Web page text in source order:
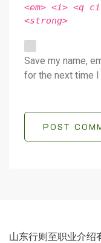
<em> <i> <q
<strong>
Save my name,
for the next time I
POST
山东行则至职业介绍